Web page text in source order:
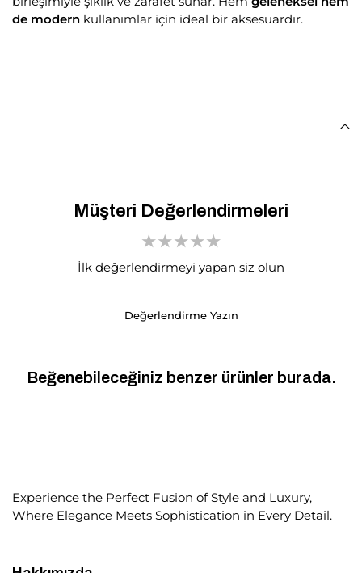
de modern kullanımlar için ideal bir aksesuardır.
Müşteri Değerlendirmeleri
İlk değerlendirmeyi yapan siz olun
Değerlendirme Yazın
Beğenebileceğiniz benzer ürünler burada.
Experience the Perfect Fusion of Style and Luxury,
Where Elegance Meets Sophistication in Every Detail.